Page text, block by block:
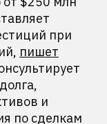
при
пишет
и
по сделкам